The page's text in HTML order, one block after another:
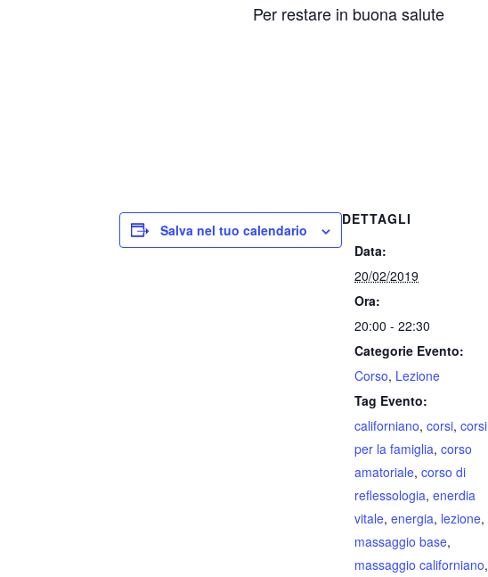
Per restare in buona salute
Salva nel tuo calendario
DETTAGLI
Data:
20/02/2019
Ora:
20:00 - 22:30
Categorie Evento:
Corso, Lezione
Tag Evento:
californiano,corsi,corsi
per la famiglia,corso
amatoriale,corso di
reflessologia,enerdia
vitale,energia, lezione,
massaggio base,
massaggio californiano,